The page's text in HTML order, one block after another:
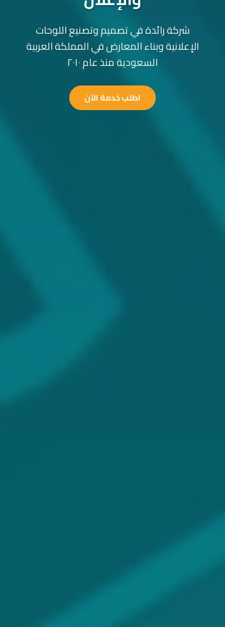
شركة رائدة في تصميم وتصنيع اللوحات
الإعلانية وبناء المعارض في المملكة العربية
السعودية منذ عام ٢٠١٠
اطلب خدمة الآن